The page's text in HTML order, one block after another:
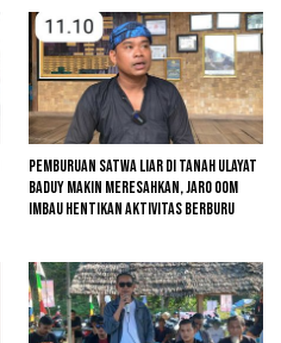
Pemburuan Satwa Liar di Tanah Ulayat
Baduy Makin Meresahkan, Jaro Oom
Imbau Hentikan Aktivitas Berburu